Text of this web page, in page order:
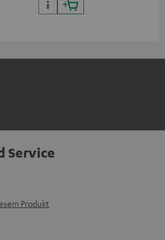
Service
Produkt